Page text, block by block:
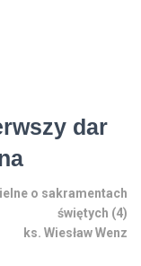
dar
o sakramentach
świętych (4)
ks. Wiesław Wenz